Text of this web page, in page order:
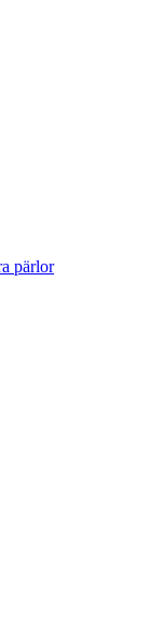
pärlor